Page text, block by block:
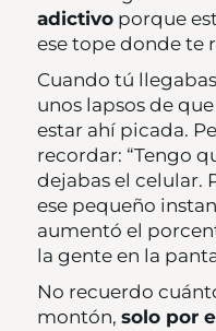
adictivoporque
ese tope donde te
Cuando tú
unos lapsos de
estar ahí picada.
recordar: “Tengo
dejabas el celular.
ese pequeño
aumentó el
la gente en la
No recuerdo
montón, solo por